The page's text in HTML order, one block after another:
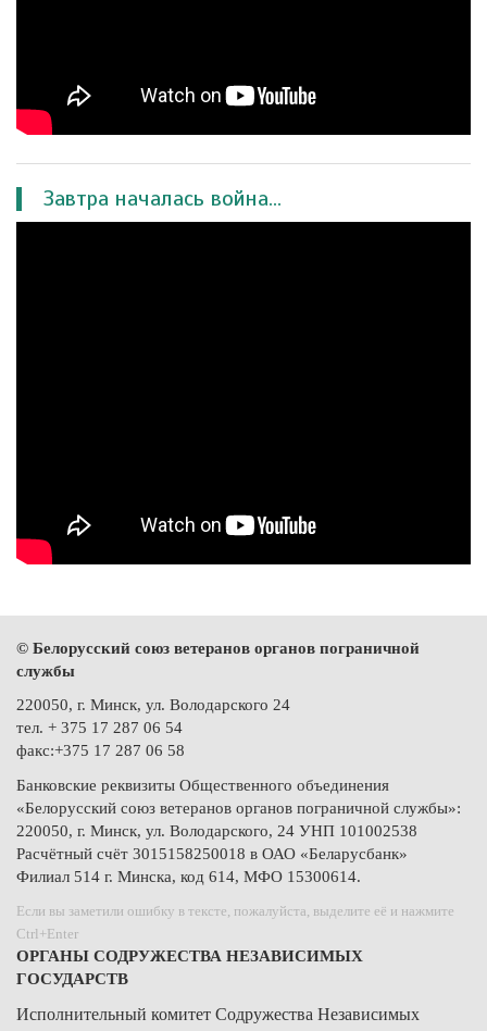
Завтра началась война...
© Белорусский союз ветеранов органов пограничной
службы
220050, г. Минск, ул. Володарского 24
тел. + 375 17 287 06 54
факс:+375 17 287 06 58
Банковские реквизиты Общественного объединения
«Белорусский союз ветеранов органов пограничной службы»:
220050, г. Минск, ул. Володарского, 24 УНП 101002538
Расчётный счёт 3015158250018 в ОАО «Беларусбанк»
Филиал 514 г. Минска, код 614, МФО 15300614.
Если вы заметили ошибку в тексте, пожалуйста, выделите её и нажмите
Ctrl+Enter
ОРГАНЫ СОДРУЖЕСТВА НЕЗАВИСИМЫХ
ГОСУДАРСТВ
Исполнительный комитет Содружества Независимых